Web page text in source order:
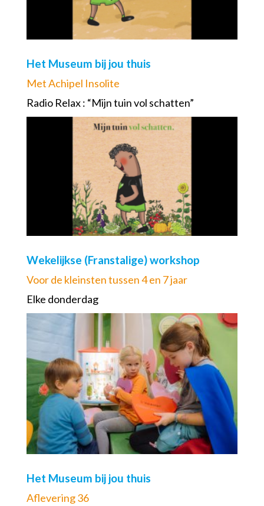
Het Museum bij jou thuis
Met Achipel Insolite
Radio Relax : “Mijn tuin vol schatten”
Wekelijkse (Franstalige) workshop
Voor de kleinsten tussen 4 en 7 jaar
Elke donderdag
Het Museum bij jou thuis
Aflevering 36